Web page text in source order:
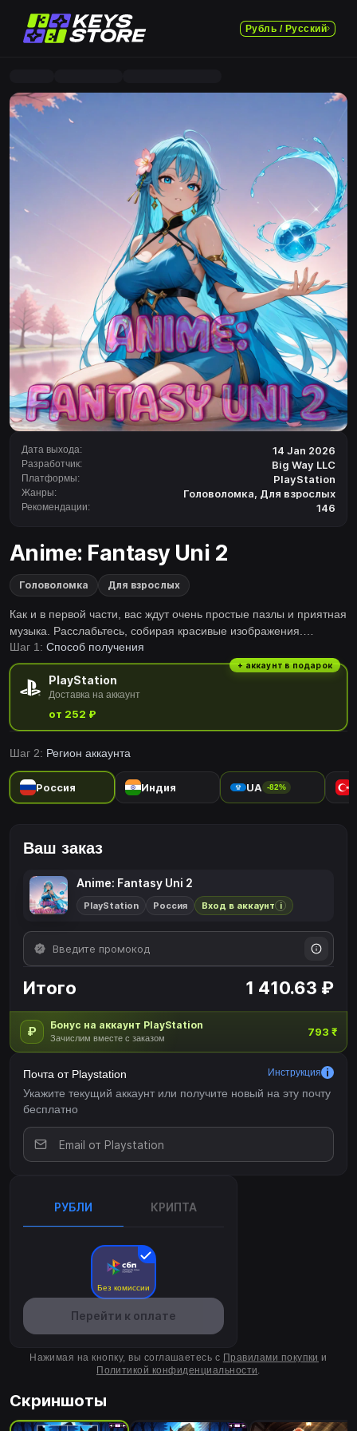
Рубль / Русский
Дата выхода: 14 Jan 2026
Разработчик: Big Way LLC
Платформы: PlayStation
Жанры: Головоломка, Для взрослых
Рекомендации: 146
Anime: Fantasy Uni 2
Головоломка Для взрослых
Как и в первой части, вас ждут очень простые пазлы и приятная
музыка. Расслабьтесь, собирая красивые изображения.
Свирепые варвары, мудрые маги, отважные паладины и
многие другие героини ждут вас!
Шаг 1: Способ получения
PlayStation
Доставка на аккаунт
от 252 ₽
+ аккаунт в подарок
Шаг 2: Регион аккаунта
Россия Индия UA -82%
Ваш заказ
Anime: Fantasy Uni 2
PlayStation Россия Вход в аккаунт i
Итого 1 410.63 ₽
₽ Бонус на аккаунт PlayStation
Зачислим вместе с заказом
793 ₹
Почта от Playstation
Укажите текущий аккаунт или получите новый на эту почту
бесплатно
Инструкция
РУБЛИ КРИПТА
Без комиссии
Перейти к оплате
Нажимая на кнопку, вы соглашаетесь с Правилами покупки и
Политикой конфиденциальности.
Скриншоты